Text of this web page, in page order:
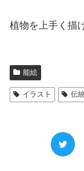
植物を上手く描
能絵
イラスト 伝